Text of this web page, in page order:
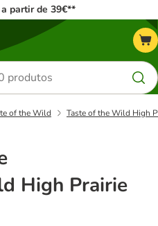
a partir de 39€**
of the Wild Taste of the Wild High
High Prairie